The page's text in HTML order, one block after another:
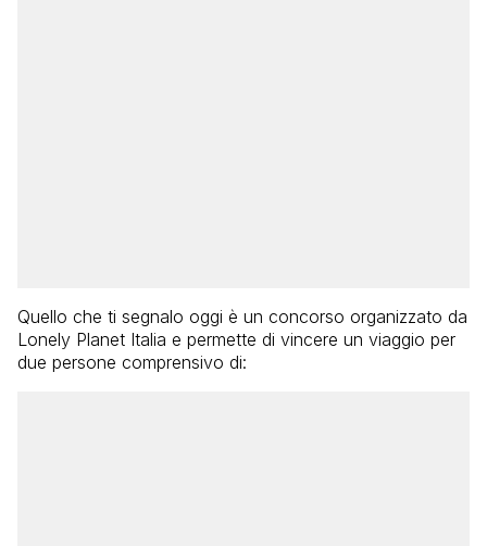
Quello che ti segnalo oggi è un concorso organizzato da
Lonely Planet Italia e permette di vincere un viaggio per
due persone comprensivo di: